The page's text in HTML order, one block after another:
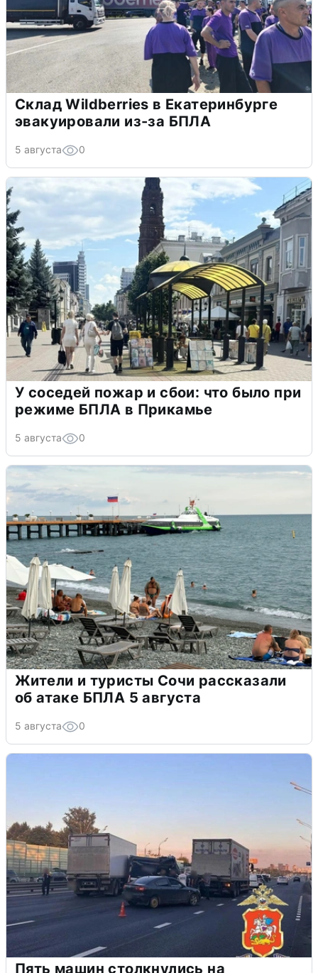
Склад Wildberries в Екатеринбурге
эвакуировали из-за БПЛА
5 августа 0
У соседей пожар и сбои: что было при
режиме БПЛА в Прикамье
5 августа 0
Жители и туристы Сочи рассказали
об атаке БПЛА 5 августа
5 августа 0
Пять машин столкнулись на